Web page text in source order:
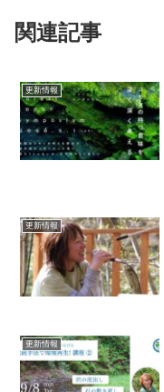
関連記事
更新情報
更新情報
更新情報